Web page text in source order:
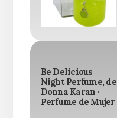
Be Delicious
Night Perfume, de
Donna Karan ·
Perfume de Mujer